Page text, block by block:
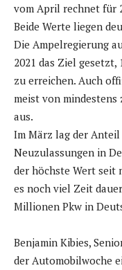
vom April rechnet für
Beide Werte liegen
Die Ampelregierung
2021 das Ziel
zu erreichen. Auch
meist von
aus.
Im März lag der
Neuzulassungen in
der höchste Wert seit
es noch viel Zeit
Millionen Pkw in
Benjamin Kibies,
der Automobilwoche